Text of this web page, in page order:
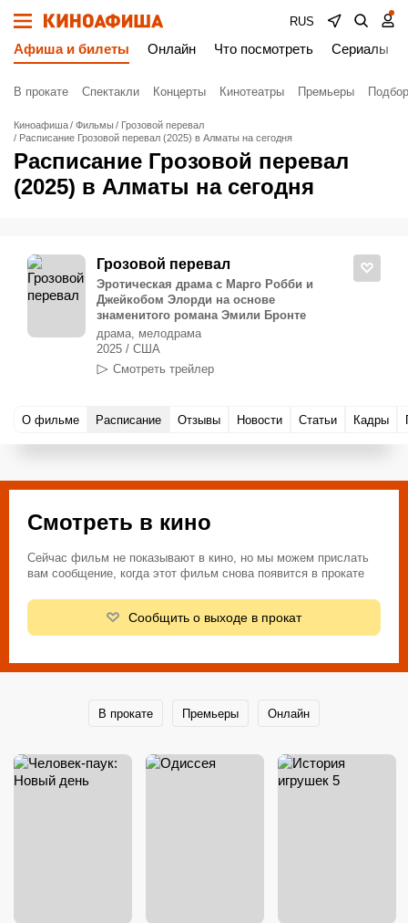
RUS
Афиша и билеты Онлайн Что посмотреть Сериалы
В прокате Спектакли Концерты Кинотеатры Премьеры
Киноафиша Фильмы
Грозовой перевал
Расписание Грозовой перевал (2025) в Алматы на сегодня
Расписание Грозовой перевал
(2025) в Алматы на сегодня
Грозовой перевал
Эротическая драма с Марго Робби и
Джейкобом Элорди на основе
знаменитого романа Эмили Бронте
драма, мелодрама
2025 / США
Смотреть трейлер
О фильме Расписание Отзывы Новости Статьи Кадры
Смотреть в кино
Сейчас фильм не показывают в кино, но мы можем прислать
вам сообщение, когда этот фильм снова появится в прокате
Сообщить о выходе в прокат
В прокате Премьеры Онлайн